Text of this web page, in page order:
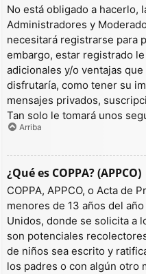
No está obligado a hacerlo,
Administradores y
necesitará registrarse para
embargo, estar registrado
adicionales y/o ventajas
disfrutaría, como tener su
mensajes privados,
Tan solo le tomará unos
Arriba
¿Qué es COPPA? (APPCO)
COPPA, APPCO, o Acta de
menores de 13 años del
Unidos, donde se solicita a
son potenciales
de niños sea escrito y
los padres o con algún otro